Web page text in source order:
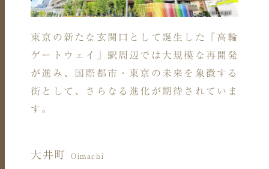
image
東京の新たな玄関口として誕生した「高輪
ゲートウェイ」駅周辺では大規模な再開発
が進み、国際都市・東京の未来を象徴する
街として、さらなる進化が期待されていま
す。
大井町 Oimachi